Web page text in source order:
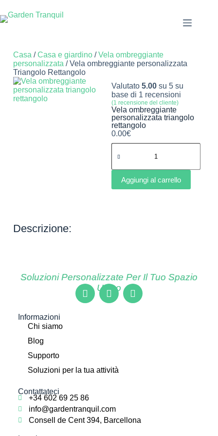
Casa /Casa e giardino/Vela ombreggiante
personalizzata / Vela ombreggiante personalizzata
Triangolo Rettangolo
Valutato 5.00su 5 su
base di 1 recensioni
(1 recensione del cliente)
Vela ombreggiante
personalizzata triangolo
rettangolo
0.00€
Aggiungi al carrello
Descrizione:
Soluzioni Personalizzate Per Il Tuo Spazio
Unico
Informazioni
Chi siamo
Blog
Supporto
Soluzioni per la tua attività
Contattateci
+34 602 69 25 86
info@gardentranquil.com
Consell de Cent 394, Barcellona